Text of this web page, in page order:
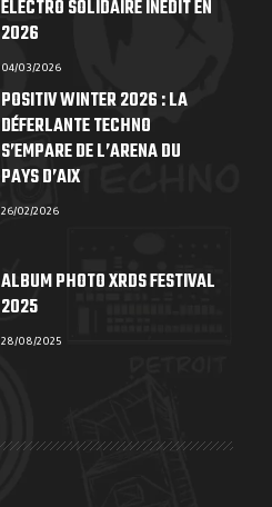
ÉLECTRO SOLIDAIRE INÉDIT EN
2026
04/03/2026
POSITIV WINTER 2026 : LA
DÉFERLANTE TECHNO
S’EMPARE DE L’ARENA DU
PAYS D’AIX
26/02/2026
ALBUM PHOTO XRDS FESTIVAL
2025
28/08/2025